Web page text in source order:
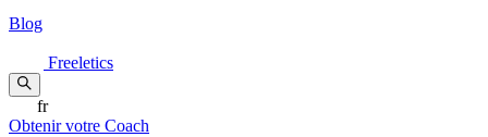
Blog
Freeletics
fr
Obtenir votre Coach